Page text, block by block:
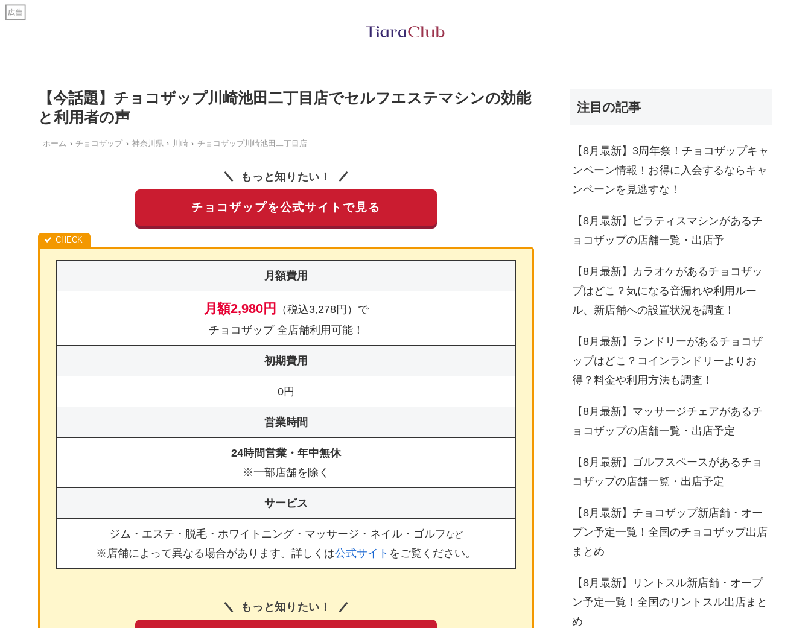
【今話題】チョコザップ川崎池田二丁目店でセルフエステマシンの効能
と利用者の声
ホーム チョコザップ 神奈川県 川崎 チョコザップ川崎池田二丁目店
もっと知りたい！
チョコザップを公式サイトで見る
月額費用
月額2,980円
（税込3,278円）で
チョコザップ 全店舗利用可能！
初期費用
0円
営業時間
24時間営業・年中無休
※一部店舗を除く
サービス
ジム・エステ・脱毛・ホワイトニング・マッサージ・ネイル・ゴルフなど
※店舗によって異なる場合があります。詳しくは公式サイト をご覧ください。
もっと知りたい！
注目の記事
【8月最新】3周年祭！チョコザップキャ
ンペーン情報！お得に入会するならキャ
ンペーンを見逃すな！
【8月最新】ピラティスマシンがあるチ
ョコザップの店舗一覧・出店予
【8月最新】カラオケがあるチョコザッ
プはどこ？気になる音漏れや利用ルー
ル、新店舗への設置状況を調査！
【8月最新】ランドリーがあるチョコザ
ップはどこ？コインランドリーよりお
得？料金や利用方法も調査！
【8月最新】マッサージチェアがあるチ
ョコザップの店舗一覧・出店予定
【8月最新】ゴルフスペースがあるチョ
コザップの店舗一覧・出店予定
【8月最新】チョコザップ新店舗・オー
プン予定一覧！全国のチョコザップ出店
まとめ
【8月最新】リントスル新店舗・オープ
ン予定一覧！全国のリントスル出店まと
め